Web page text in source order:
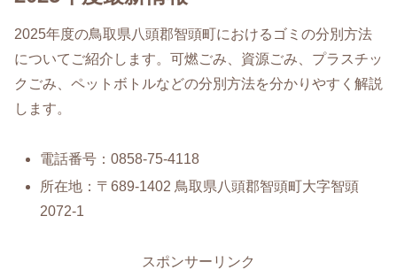
2025年度の鳥取県八頭郡智頭町におけるゴミの分別方法
についてご紹介します。可燃ごみ、資源ごみ、プラスチッ
クごみ、ペットボトルなどの分別方法を分かりやすく解説
します。
電話番号：0858-75-4118
所在地：〒689-1402 鳥取県八頭郡智頭町大字智頭
2072-1
スポンサーリンク